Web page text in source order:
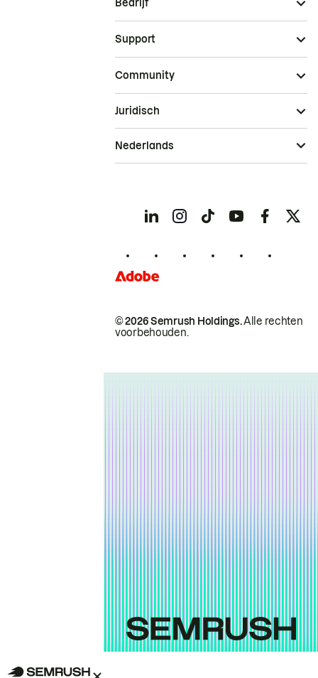
Bedrijf
Support
Community
© 2026 Semrush Holdings.Alle rechten
voorbehouden.
Juridisch
Nederlands